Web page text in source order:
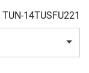
TUN-14TUSFU221